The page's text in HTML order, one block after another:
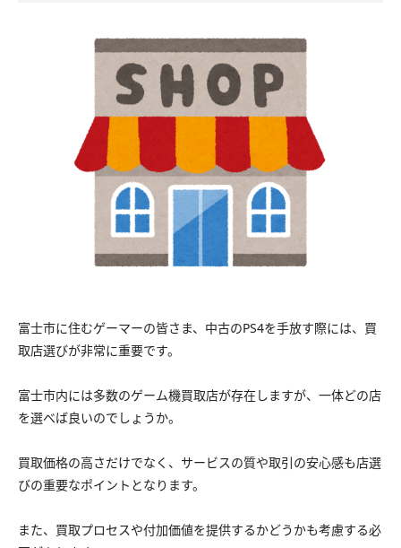
富士市に住むゲーマーの皆さま、中古のPS4を手放す際には、買
取店選びが非常に重要です。
富士市内には多数のゲーム機買取店が存在しますが、一体どの店
を選べば良いのでしょうか。
買取価格の高さだけでなく、サービスの質や取引の安心感も店選
びの重要なポイントとなります。
また、買取プロセスや付加価値を提供するかどうかも考慮する必